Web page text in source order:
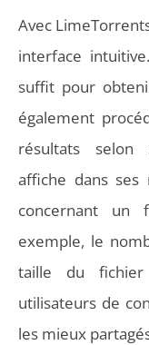
Avec
interface
suffit pour
également
résultats selon
affiche dans ses
concernant un
exemple, le
taille du
utilisateurs de
les mieux